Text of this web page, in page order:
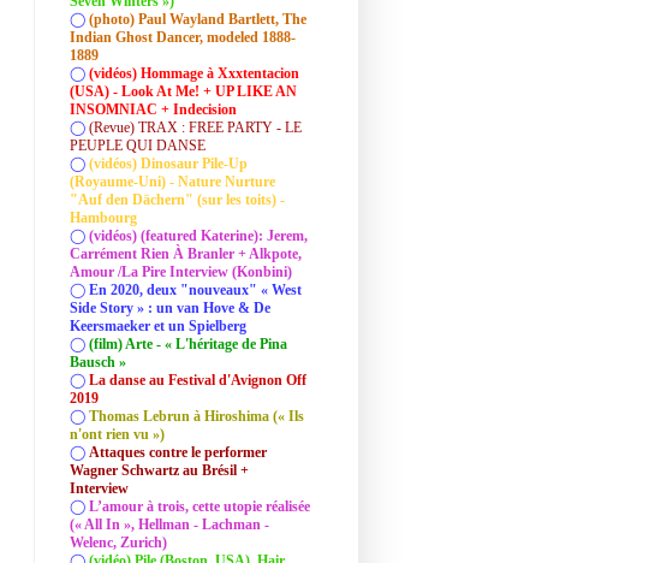
◯ (photo) Paul Wayland Bartlett, The
Indian Ghost Dancer, modeled 1888-
1889
◯ (vidéos) Hommage à Xxxtentacion
(USA) - Look At Me! + UP LIKE AN
INSOMNIAC + Indecision
◯ (Revue) TRAX : FREE PARTY - LE
PEUPLE QUI DANSE
◯ (vidéos) Dinosaur Pile-Up
(Royaume-Uni) - Nature Nurture
"Auf den Dächern" (sur les toits) -
Hambourg
◯ (vidéos) (featured Katerine): Jerem,
Carrément Rien À Branler + Alkpote,
Amour /La Pire Interview (Konbini)
◯ En 2020, deux "nouveaux" « West
Side Story » : un van Hove & De
Keersmaeker et un Spielberg
◯ (film) Arte - « L'héritage de Pina
Bausch »
◯ La danse au Festival d'Avignon Off
2019
◯ Thomas Lebrun à Hiroshima (« Ils
n'ont rien vu »)
◯ Attaques contre le performer
Wagner Schwartz au Brésil +
Interview
◯ L’amour à trois, cette utopie réalisée
(« All In », Hellman - Lachman -
Welenc, Zurich)